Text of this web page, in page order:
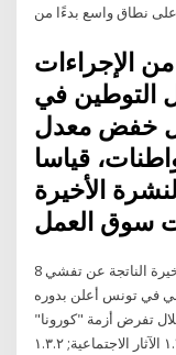
على نطاق واسع بدءًا من
الإجراءات
التوطين في
خفض معدل
قياسا
الأخيرة
سوق العمل
8 أيلول (سبتمبر) 2020 تسبب الأزمة الاقتصادية الأخيرة الناتجة عن تفشي
في تونس أعلن بدوره
عدد العاطلين عن العمل إلى 18% خلال تفرض أزمة "كورونا"
الاقتصادية وارتفاع 6 كانون الثاني (يناير) 2021 ١.٣.١ الآثار الاجتماعية; ١.٣.٢